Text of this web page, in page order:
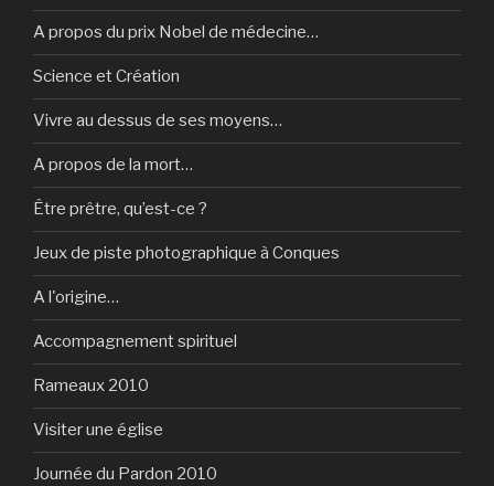
A propos du prix Nobel de médecine…
Science et Création
Vivre au dessus de ses moyens…
A propos de la mort…
Être prêtre, qu’est-ce ?
Jeux de piste photographique à Conques
A l'origine…
Accompagnement spirituel
Rameaux 2010
Visiter une église
Journée du Pardon 2010